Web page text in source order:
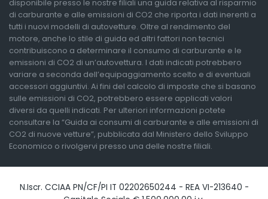
disponibile presso le nostre filiali una guida relativa al risparmio
di carburante e alle emissioni di CO2 che riporta i dati inerenti a
tutti i nuovi modelli di autovetture. Oltre al rendimento del
motore, anche lo stile di guida ed altri fattori non tecnici
contribuiscono a determinare il consumo di carburante e le
emissioni di CO2 di un’autovettura. I dati indicati potrebbero
variare a seconda dell’equipaggiamento scelto e di eventuali
accessori aggiuntivi. Ai fini del calcolo di imposte che si basano
sulle emissioni di CO2, potrebbero essere applicati valori
diversi da quelli indicati. Per ulteriori informazioni potete
consultare la “Guida ai consumi di carburante e alle emissioni di
CO2 di nuove vetture”, pubblicata dal Ministero dello Sviluppo
Economico o rivolgervi presso una delle nostre filiali.
N.Iscr. CCIAA PN/CF/PI IT 02202650244 - REA VI-213640 -